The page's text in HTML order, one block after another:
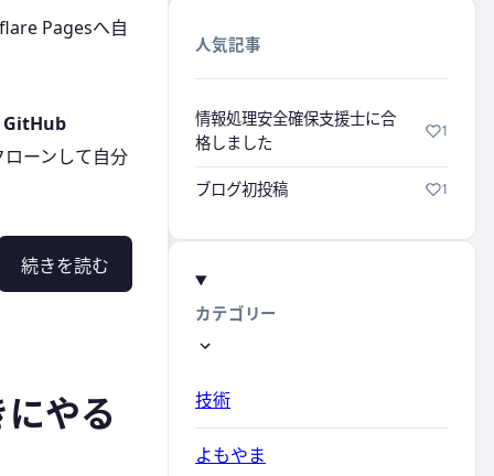
Pagesへ自
GitHub
ーンして自分
続きを読む
やる
人気記事
情報処理安全確保支援士に合
格しました
1
ブログ初投稿 1
カテゴリー
技術
よもやま